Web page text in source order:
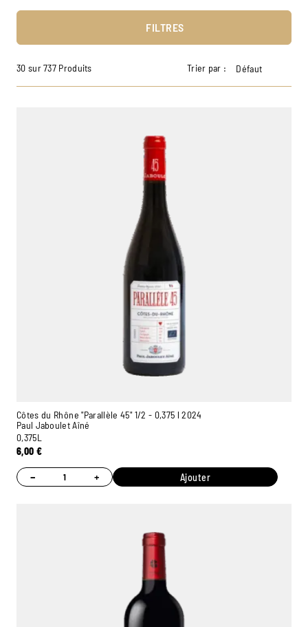
FILTRES
30 sur 737 Produits Trier par : Défaut
Côtes du Rhône "Parallèle 45" 1/2 - 0,375 l 2024
Paul Jaboulet Aîné
0,375L
6,00 €
− + Ajouter